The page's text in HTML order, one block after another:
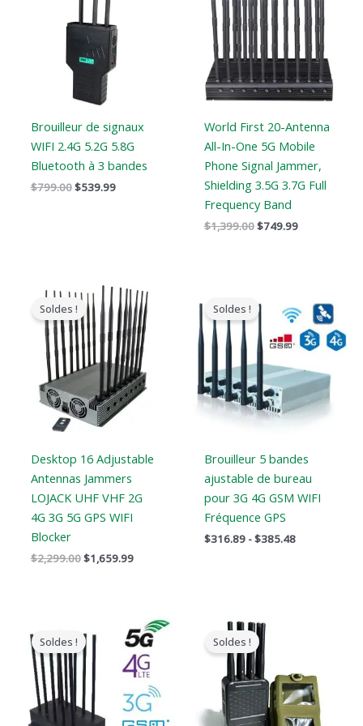
Brouilleur de signaux
WIFI 2.4G 5.2G 5.8G
Bluetooth à 3 bandes
$799.00
$799.00.
$539.99
$539.99.
World First 20-Antenna
All-In-One 5G Mobile
Phone Signal Jammer,
Shielding 3.5G 3.7G Full
Frequency Band
$1,399.00
:
$1,399.00.
$749.99
:
$749.99.
Soldes !
Desktop 16 Adjustable
Antennas Jammers
LOJACK UHF VHF 2G
4G 3G 5G GPS WIFI
Blocker
$2,299.00
prix
original
était
:
$2,299.00.
$1,659.99
Le
prix
actuel
est
:
$1,659.99.
Soldes !
Brouilleur 5 bandes
ajustable de bureau
pour 3G 4G GSM WIFI
Fréquence GPS
$316.89 -$385.48
prix
$316.89
$385.48
Soldes !
prix
original
était
:
$1,099.00.
prix
actuel
est
:
$616.99.
Soldes !
Le
prix
original
était
:
$769.00.
:
$426.69.